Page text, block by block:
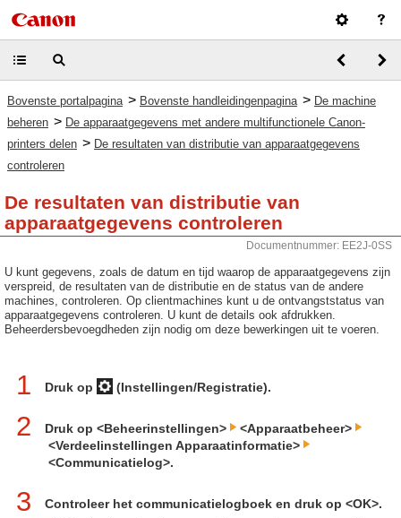
Bovenste portalpagina > Bovenste handleidingenpagina > De machine
beheren > De apparaatgegevens met andere multifunctionele Canon-
printers delen > De resultaten van distributie van apparaatgegevens
controleren
De resultaten van distributie van
apparaatgegevens controleren
Documentnummer: EE2J-0SS
U kunt gegevens, zoals de datum en tijd waarop de apparaatgegevens zijn
verspreid, de resultaten van de distributie en de status van de andere
machines, controleren. Op clientmachines kunt u de ontvangststatus van
apparaatgegevens controleren. U kunt de details ook afdrukken.
Beheerdersbevoegdheden zijn nodig om deze bewerkingen uit te voeren.
1 Druk op (Instellingen/Registratie).
2 Druk op <Beheerinstellingen>
<Apparaatbeheer>
<Verdeelinstellingen Apparaatinformatie>
<Communicatielog>.
3 Controleer het communicatielogboek en druk op <OK>.